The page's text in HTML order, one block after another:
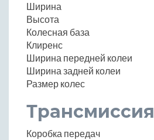
Ширина
Высота
Колесная база
Клиренс
Ширина передней колеи
Ширина задней колеи
Размер колес
Трансмиссия
Коробка передач